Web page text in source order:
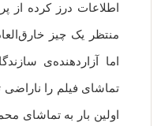
اطلاعات درز کرده از
منتظر یک چیز
اما آزاردهنده‌ی
تماشای فیلم را
اولین بار به تماشای